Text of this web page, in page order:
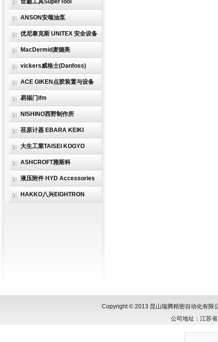
世霸工具SuperTool
ANSON安颂油泵
优尼泰克斯 UNITEX 安全设备
MacDermid麦德美
vickers威格士(Danfoss)
ACE GIKEN点胶装置与设备
易福门ifm
NISHINO西野制作所
荏原计器 EBARA KEIKI
大生工業TAISEI KOGYO
ASHCROFT雅斯科
液压附件 HYD Accessories
HAKKO八兴EIGHTRON
Copyright © 2013 昆山瑞腾精密自动化有限
公司地址：江苏